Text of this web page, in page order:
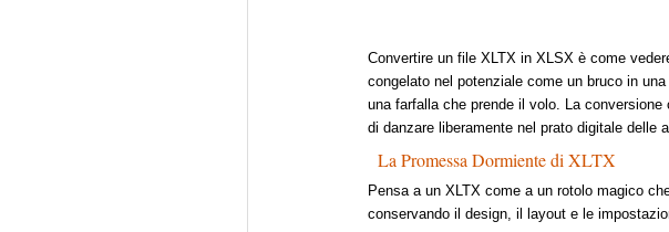
Convertire un file XLTX in XLSX è come
congelato nel potenziale come un bruco in
una farfalla che prende il volo. La
di danzare liberamente nel prato digitale delle
La Promessa Dormiente di XLTX
Pensa a un XLTX come a un rotolo magico
conservando il design, il layout e le